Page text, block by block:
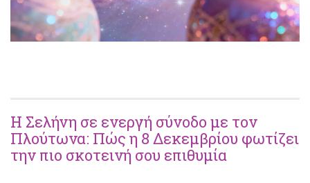
Η Σελήνη σε ενεργή σύνοδο με τον
Πλούτωνα: Πώς η 8 Δεκεμβρίου φωτίζει
την πιο σκοτεινή σου επιθυμία